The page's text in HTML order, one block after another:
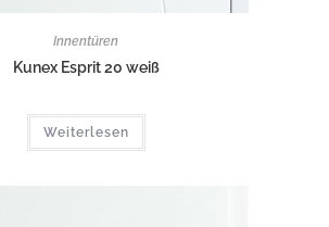
Innentüren
Kunex Esprit 20 weiß
Weiterlesen